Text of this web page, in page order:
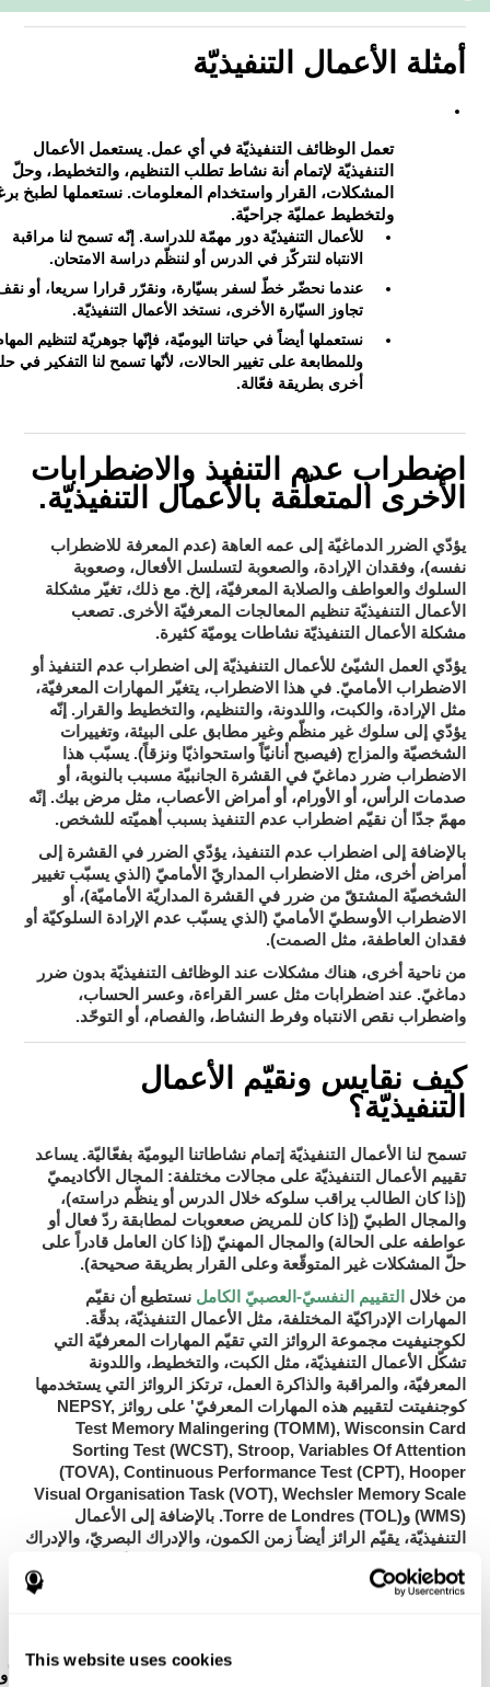
This website uses cookies
أمثلة الأعمال التنفيذيّة
تعمل الوظائف التنفيذيّة في أي عمل. يستعمل الأعمال
التنفيذيّة لإتمام أنة نشاط تطلب التنظيم، والتخطيط، وحلّ
المشكلات، القرار واستخدام المعلومات. نستعملها لطبخ
ولتخطيط عمليّة جراحيّة.
للأعمال التنفيذيّة دور مهمّة للدراسة. إنّه تسمح لنا مراقبة
الانتباه لنتركّز في الدرس أو لننظّم دراسة الامتحان.
عندما نحضّر خطّ لسفر بسيّارة، ونقرّر قرارا سريعا، أو
تجاوز السيّارة الأخرى، نستخد الأعمال التنفيذيّة.
نستعملها أيضاً في حياتنا اليوميّة، فإنّها جوهريّة لتنظيم
وللمطابعة على تغيير الحالات، لأنّها تسمح لنا التفكير في
أخرى بطريقة فعّالة.
اضطراب عدم التنفيذ والاضطرابات
الأخرى المتعلّقة بالأعمال التنفيذيّة.
يؤدّي الضرر الدماغيّة إلى عمه العاهة (عدم المعرفة للاضطراب
نفسه)، وفقدان الإرادة، والصعوبة لتسلسل الأفعال، وصعوبة
السلوك والعواطف والصلابة المعرفيّة، إلخ. مع ذلك، تغيّر مشكلة
الأعمال التنفيذيّة تنظيم المعالجات المعرفيّة الأخرى.تصعب
مشكلة الأعمال التنفيذيّة نشاطات يوميّة كثيرة.
يؤدّي العمل الشيّئ للأعمال التنفيذيّة إلى اضطراب عدم التنفيذ أو
الاضطراب الأماميّ. في هذا الاضطراب، يتغيّر المهارات المعرفيّة،
مثل الإرادة، والكبت، واللدونة، والتنظيم، والتخطيط والقرار. إنّه
يؤدّي إلى سلوك غير منظّم وغير مطابق على البيئة، وتغييرات
الشخصيّة والمزاج (فيصبح أنانيّاً واستحواذيّا ونزقاً). يسبّب هذا
الاضطراب ضرر دماغيّ في القشرة الجانبيّة مسبببالنوبة، أو
صدمات الرأس، أو الأورام، أو أمراض الأعصاب، مثل مرض بيك. إنّه
مهمّ جدّا أن نقيّم اضطراب عدم التنفيذ بسبب أهميّته للشخص.
بالإضافة إلى اضطراب عدم التنفيذ، يؤدّي الضرر في القشرة إلى
أمراض أخرى، مثل
الاضطراب المداريّ الأماميّ (الذي يسبّب تغيير
الشخصيّة المشتقّ من ضرر في القشرة المداريّة الأماميّة)، أو
الاضطراب الأوسطيّ الأماميّ (الذي يسبّب عدم الإرادة السلوكيّة أو
فقدان العاطفة، مثل الصمت).
من ناحية أخرى، هناك مشكلات عند الوظائف التنفيذيّة بدون ضرر
دماغيّ. عند اضطرابات مثل عسر القراءة، وعسر الحساب،
و اضطراب نقص الانتباه وفرط النشاط، و الفصام، أو التوحّد.
كيف نقايس ونقيّم الأعمال
التنفيذيّة؟
تسمح لنا الأعمال التنفيذيّة إتمام نشاطاتنا اليوميّة بفعّاليّة. يساعد
تقييم الأعمال التنفيذيّة على مجالات مختلفة:
المجال الأكاديميّ
(إذا كان الطالب يراقب سلوكه خلال الدرس أو ينظّم دراسته)،
والمجال الطبيّ (إذا كان للمريض صععوبات لمطابقة ردّ فعال أو
عواطفه على الحالة)والمجال المهنيّ (إذا كان العامل قادراً على
حلّ المشكلات غير المتوقّعة وعلى القرار بطريقة صحيحة).
من خلال
التقييم النفسيّ-العصبيّ الكامل نستطيع أن نقيّم
المهارات الإدراكيّة المختلفة، مثل الأعمال التنفيذيّة، بدقّة.
لكوجنيفيت مجموعة الروائز التي تقيّم المهارات المعرفيّة التي
تشكّل الأعمال التنفيذيّة، مثل الكبت، والتخطيط، واللدونة
المعرفيّة، والمراقبة والذاكرة العمل، ترتكز الروائز التي يستخدمها
كوجنفيتت
لتقييم هذه المهارات المعرفيّ' على روائز NEPSY,
Test Memory Malingering (TOMM), Wisconsin Card
Sorting Test (WCST), Stroop, Variables Of Attention
(TOVA), Continuous Performance Test (CPT), Hooper
Visual Organisation Task (VOT), Wechsler Memory Scale
(WMS) وTorre de Londres (TOL). بالإضافة إلى الأعمال
التنفيذيّة، يقيّم الرائز أيضاً زمن الكمون، والإدراك البصريّ، والإدراك
الصوتية قصيرة المدى، والذاكرة قصير المدى، والاعتراف، وسرعة
: تظهر الأشاء من خلال الصورة أو